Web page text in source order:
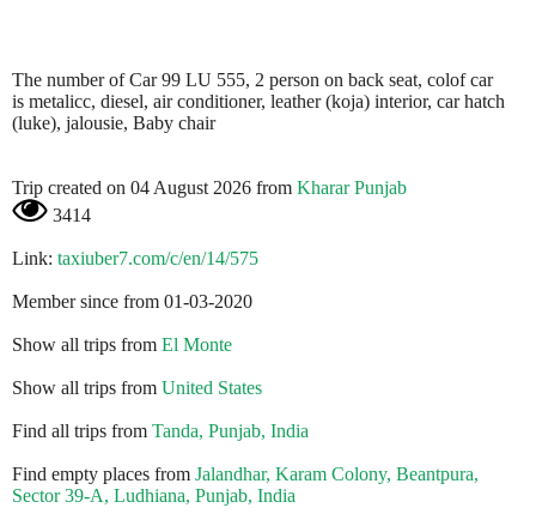
The number of Car 99 LU 555, 2 person on back seat, colof car
is metalicc, diesel, air conditioner, leather (koja) interior, car hatch
(luke), jalousie, Baby chair
Trip created on 04 August 2026 from Kharar Punjab
3414
Link: taxiuber7.com/c/en/14/575
Member since from 01-03-2020
Show all trips from El Monte
Show all trips from United States
Find all trips from Tanda, Punjab, India
Find empty places from Jalandhar, Karam Colony, Beantpura,
Sector 39-A, Ludhiana, Punjab, India